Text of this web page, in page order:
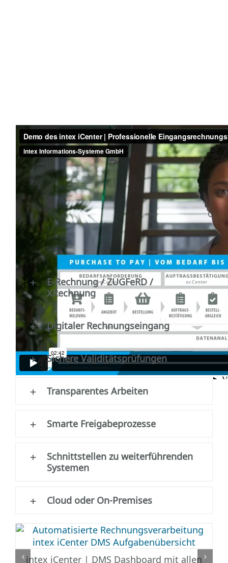
E-Rechnung / ZUGFeRD /
XRechnung
Digitaler Rechnungseingang
Sichere Validitätsprüfungen
Transparentes Arbeiten
Smarte Freigabeprozesse
Schnittstellen zu weiterführenden
Systemen
Cloud oder On-Premises
intex iCenter | DMS Dashboard mit allen